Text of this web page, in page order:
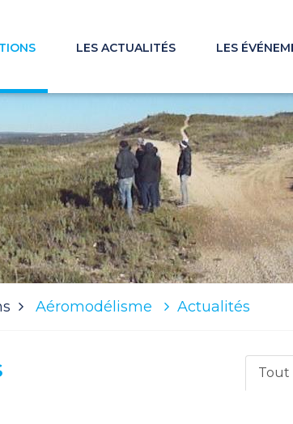
LES ACTUALITÉS LES
Aéromodélisme Actualités
Tout